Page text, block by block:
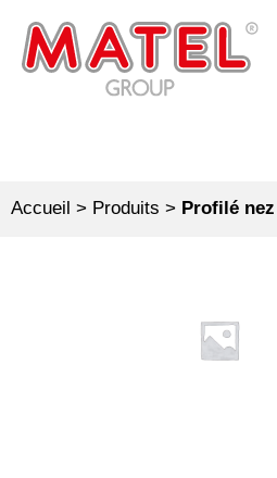
Accueil > Produits > Profilé